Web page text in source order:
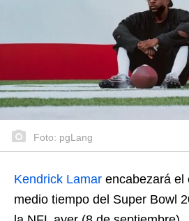
Foto: pgLang
Kendrick Lamar encabezará el
medio tiempo del Super Bowl